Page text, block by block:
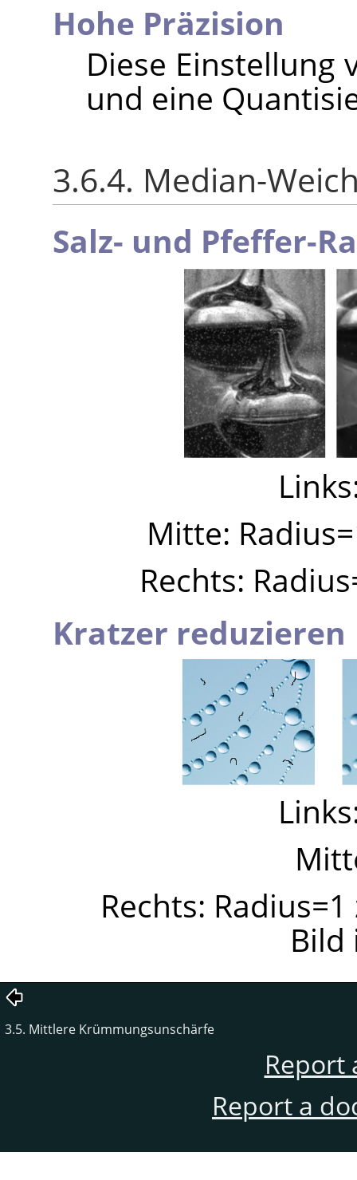
Hohe Präzision
Diese Einstellung
und eine
3.6.4. Median-
Salz- und Pfeffer-
Mitte:
Rechts:
Kratzer reduzieren
Rechts:
Bild
3.5. Mittlere Krümmungsunschärfe
Report
Report a